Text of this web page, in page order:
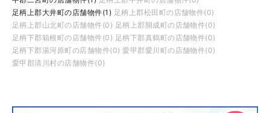
足柄上郡大井町の店舗物件(1) 足柄上郡松田町の店舗物件(0)
足柄上郡山北町の店舗物件(0) 足柄上郡開成町の店舗物件(0)
足柄下郡箱根町の店舗物件(0) 足柄下郡真鶴町の店舗物件(0)
足柄下郡湯河原町の店舗物件(0) 愛甲郡愛川町の店舗物件(0)
愛甲郡清川村の店舗物件(0)